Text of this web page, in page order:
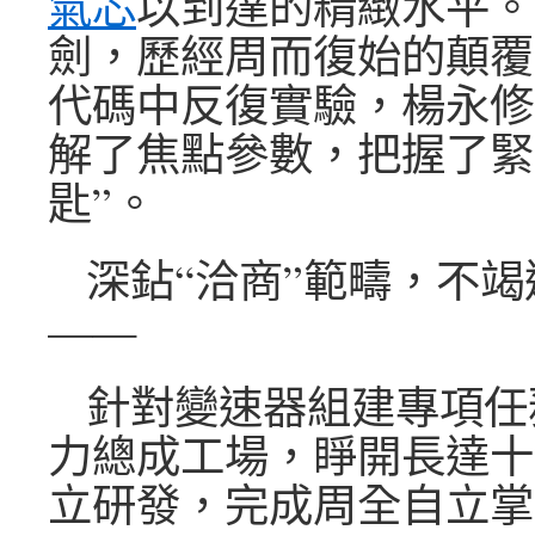
劍，歷經周而復始的顛
代碼中反復實驗，楊永
解了焦點參數，把握了
匙”。
深鉆“洽商”範疇，不
——
針對變速器組建專項
力總成工場，睜開長達
立研發，完成周全自立